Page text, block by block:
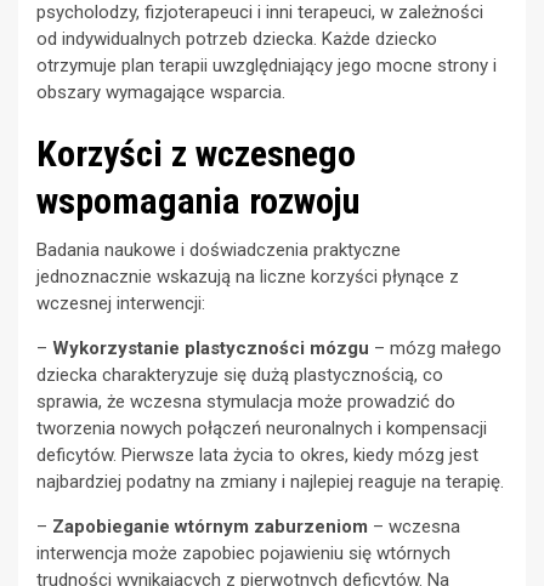
psycholodzy, fizjoterapeuci i inni terapeuci, w zależności
od indywidualnych potrzeb dziecka. Każde dziecko
otrzymuje plan terapii uwzględniający jego mocne strony i
obszary wymagające wsparcia.
Korzyści z wczesnego
wspomagania rozwoju
Badania naukowe i doświadczenia praktyczne
jednoznacznie wskazują na liczne korzyści płynące z
wczesnej interwencji:
– Wykorzystanie plastyczności mózgu – mózg małego
dziecka charakteryzuje się dużą plastycznością, co
sprawia, że wczesna stymulacja może prowadzić do
tworzenia nowych połączeń neuronalnych i kompensacji
deficytów. Pierwsze lata życia to okres, kiedy mózg jest
najbardziej podatny na zmiany i najlepiej reaguje na terapię.
– Zapobieganie wtórnym zaburzeniom – wczesna
interwencja może zapobiec pojawieniu się wtórnych
trudności wynikających z pierwotnych deficytów. Na